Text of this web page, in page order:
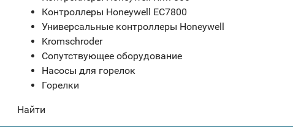
Контроллеры Honeywell EC7800
Универсальные контроллеры Honeywell
Kromschroder
Сопутствующее оборудование
Насосы для горелок
Горелки
Найти